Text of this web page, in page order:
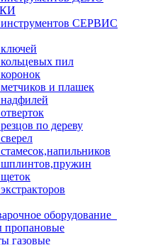
СЕРВИС
пил
и плашек
по дереву
оборудование
пропановые
газовые